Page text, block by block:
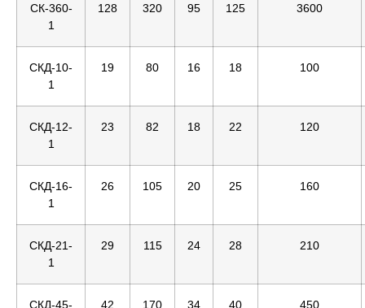
СК-360-
1
128 320 95 125 3600
СКД-10-
1
19 80 16 18 100
СКД-12-
1
23 82 18 22 120
СКД-16-
1
26 105 20 25 160
СКД-21-
1
29 115 24 28 210
СКД-45-
42 170 34 40 450